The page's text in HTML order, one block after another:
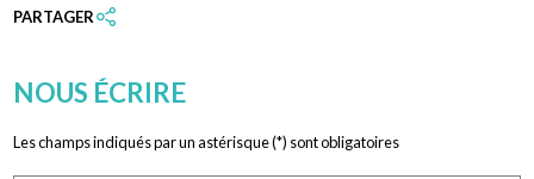
PARTAGER
NOUS ÉCRIRE
Les champs indiqués par un astérisque (*) sont obligatoires